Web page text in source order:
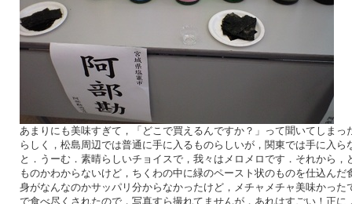
あまりにも美味すぎて，「どこで買えるんですか？」って聞いてしまっ
らしく，松島周辺では普通に手に入るものらしいが，関東では手に入ら
と．うーむ．素晴らしいチョイスで，我々はメロメロです．それから，
ものかわからないけど，ちくわの中に緑のペースト状のものを仕込んだ
身がなんなのかサッパリ分からなかったけど，メチャメチャ美味かった
で食べ尽くされたので，写真すら撮れてませんが，あれはすごい！正に